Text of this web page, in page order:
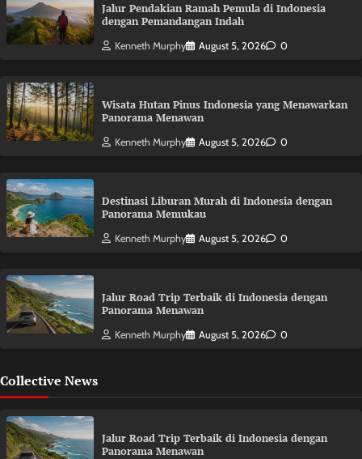
Jalur Pendakian Ramah Pemula di Indonesia
dengan Pemandangan Indah
Kenneth Murphy August 5, 2026 0
Wisata Hutan Pinus Indonesia yang Menawarkan
Panorama Menawan
Kenneth Murphy August 5, 2026 0
Destinasi Liburan Murah di Indonesia dengan
Panorama Memukau
Kenneth Murphy August 5, 2026 0
Jalur Road Trip Terbaik di Indonesia dengan
Panorama Menawan
Kenneth Murphy August 5, 2026 0
Collective News
Jalur Road Trip Terbaik di Indonesia dengan
Panorama Menawan